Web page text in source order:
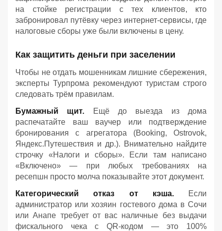
на стойке регистрации с тех клиентов, кто
забронировал путёвку через интернет-сервисы, где
налоговые сборы уже были включены в цену.
Как защитить деньги при заселении
Чтобы не отдать мошенникам лишние сбережения,
эксперты Турпрома рекомендуют туристам строго
следовать трём правилам.
Бумажный щит. Ещё до выезда из дома
распечатайте ваш ваучер или подтверждение
бронирования с агрегатора (Booking, Ostrovok,
Яндекс.Путешествия и др.). Внимательно найдите
строчку «Налоги и сборы». Если там написано
«Включено» — при любых требованиях на
ресепшн просто молча показывайте этот документ.
Категорический отказ от кэша.Если
администратор или хозяин гостевого дома в Сочи
или Анапе требует от вас наличные без выдачи
фискального чека с QR-кодом — это 100%